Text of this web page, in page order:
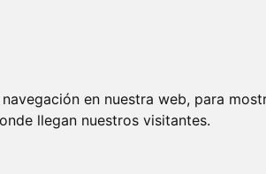
en nuestra web, para
llegan nuestros visitantes.